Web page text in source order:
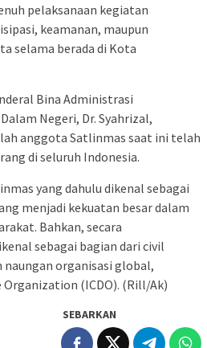
pelaksanaan kegiatan
keamanan, maupun
selama berada di Kota
Bina Administrasi
Negeri, Dr. Syahrizal,
anggota Satlinmas saat ini telah
di seluruh Indonesia.
yang dahulu dikenal sebagai
menjadi kekuatan besar dalam
Bahkan, secara
sebagai bagian dari civil
naungan organisasi global,
(ICDO). (Rill/Ak)
SEBARKAN